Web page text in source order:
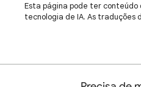
Esta página pode ter
tecnologia de IA. As traduções